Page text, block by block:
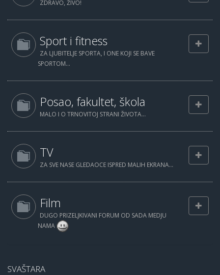
ZDRAVO, ŽIVO!
Sport i fitness
ZA LJUBITELJE SPORTA, I ONE KOJI SE BAVE
SPORTOM...
Posao, fakultet, škola
MALO I O TRNOVITOJ STRANI ŽIVOTA...
TV
ZA SVE NASE GLEDAOCE ISPRED MALIH EKRANA...
Film
DUGO PRIZELJKIVANI FORUM OD SADA MEDJU
NAMA
SVAŠTARA